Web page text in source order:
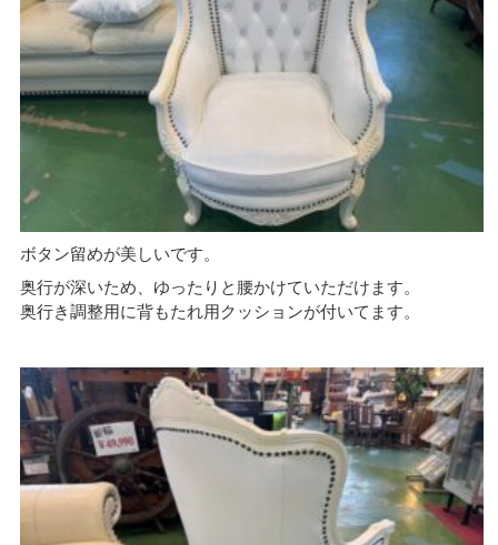
ボタン留めが美しいです。
奥行が深いため、ゆったりと腰かけていただけます。
奥行き調整用に背もたれ用クッションが付いてます。